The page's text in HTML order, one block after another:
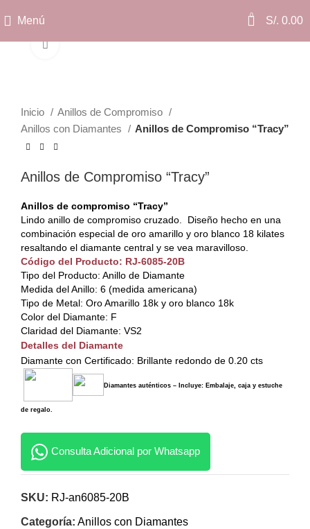
Menú 0 S/. 0.00
Clic para ampliar
Inicio
Anillos de Compromiso
Anillos con Diamantes
Anillos de Compromiso “Tracy”
Anillos de Compromiso “Tracy”
Anillos de compromiso “Tracy”
Lindo anillo de compromiso cruzado. Diseño hecho en una
combinación especial de oro amarillo y oro blanco 18 kilates
resaltando el diamante central y se vea maravilloso.
Código del Producto: RJ-6085-20B
Tipo del Producto: Anillo de Diamante
Medida del Anillo: 6 (medida americana)
Tipo de Metal: Oro Amarillo 18k y oro blanco 18k
Color del Diamante: F
Claridad del Diamante: VS2
Detalles del Diamante
Diamante con Certificado: Brillante redondo de 0.20 cts
Diamantes auténticos – Incluye: Embalaje, caja y estuche
de regalo.
Consulta Adicional por Whatsapp
SKU: RJ-an6085-20B
Categoría: Anillos con Diamantes